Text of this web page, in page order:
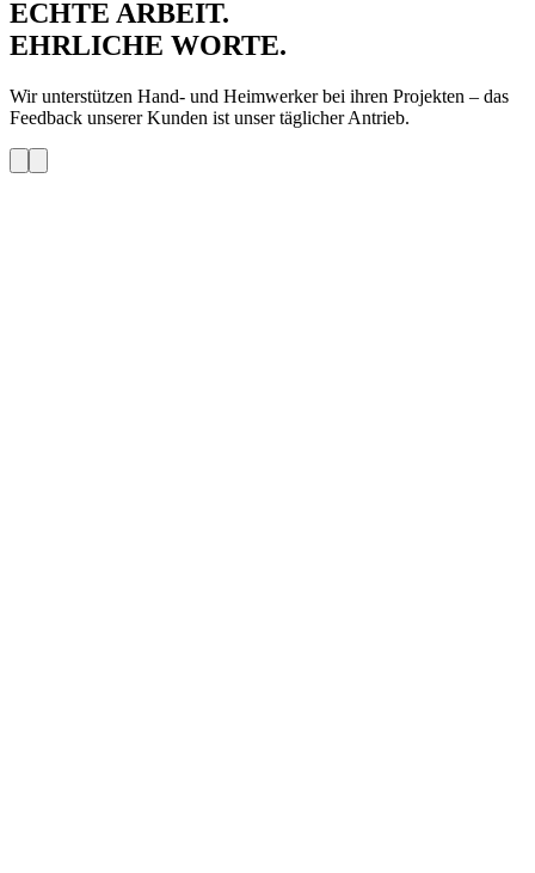
ECHTE ARBEIT.
EHRLICHE WORTE.
Wir unterstützen Hand- und Heimwerker bei ihren Projekten – das
Feedback unserer Kunden ist unser täglicher Antrieb.